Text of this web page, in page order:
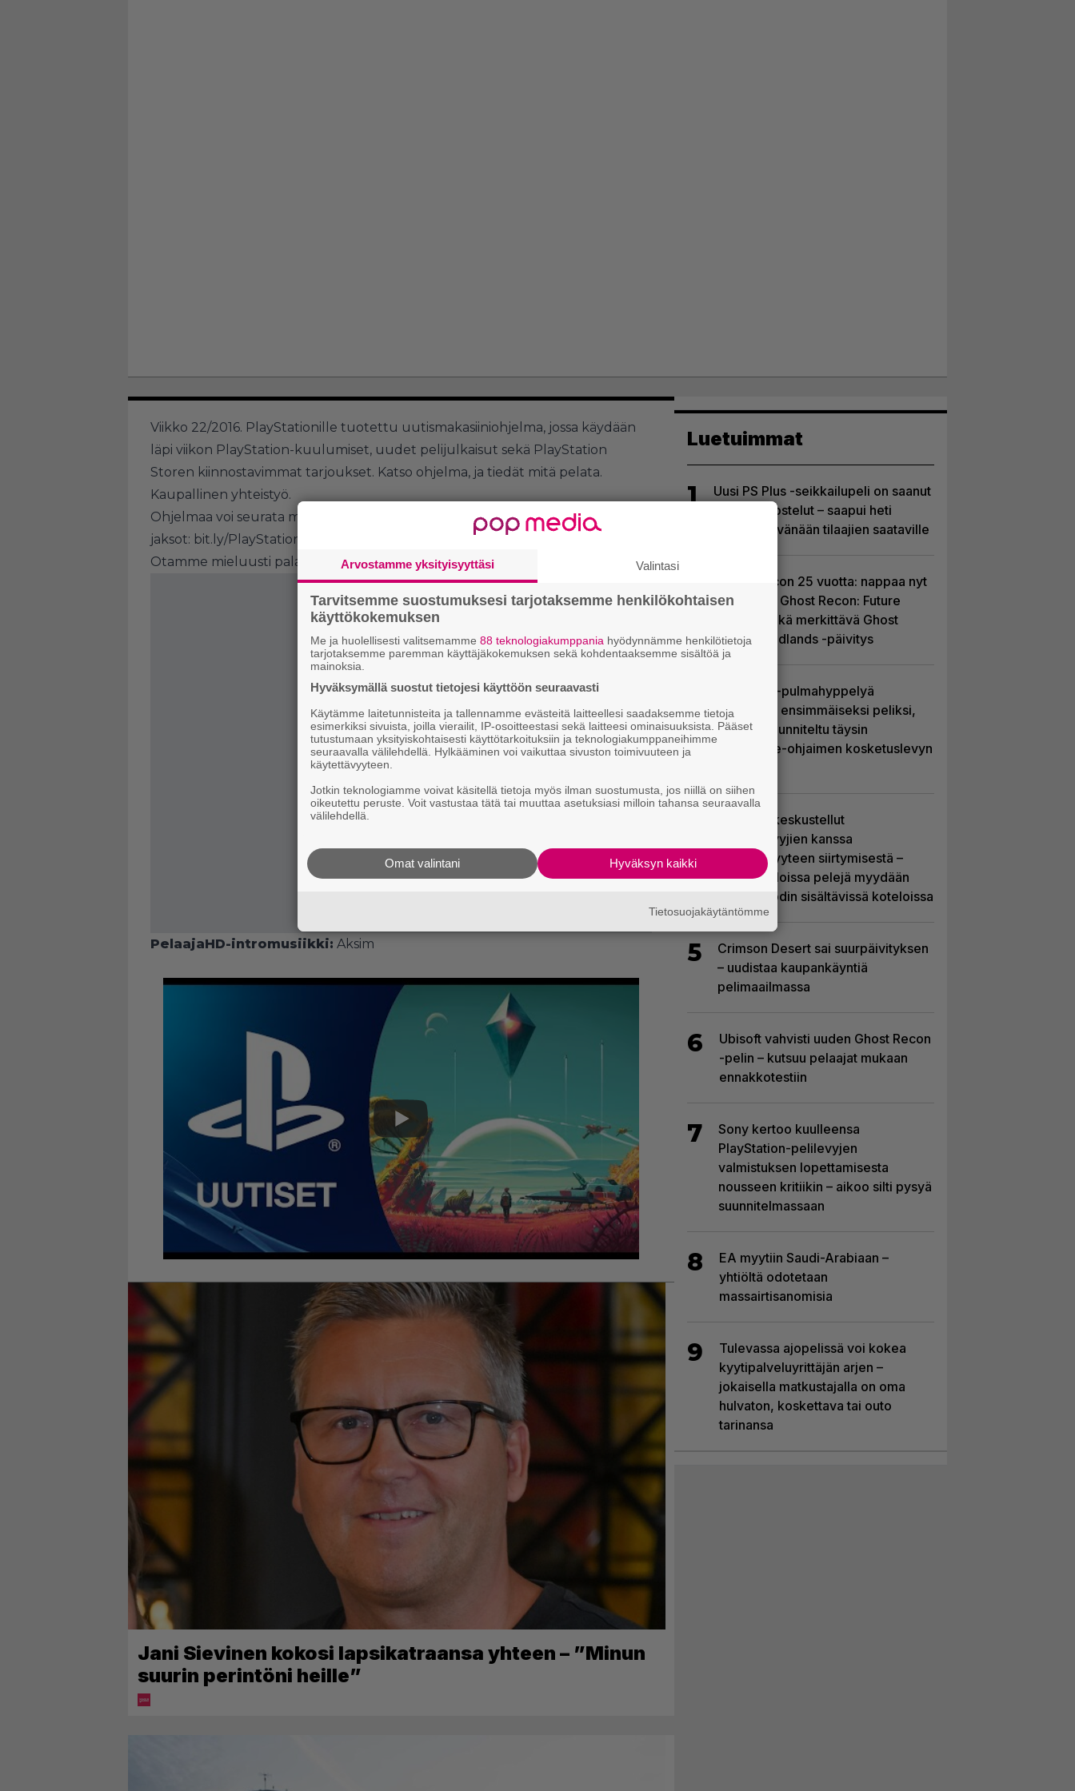
Viikko 22/2016. PlayStationille tuotettu uutismakasiiniohjelma, jossa käydään
läpi viikon PlayStation-kuulumiset, uudet pelijulkaisut sekä PlayStation
Storen kiinnostavimmat tarjoukset. Katso ohjelma, ja tiedät mitä pelata.
Kaupallinen yhteistyö.
Ohjelmaa voi seurata myös YouTubesta, josta löydät myös vanhemmat
jaksot: bit.ly/PlayStationUutiset
Otamme mieluusti palautetta ohjelmasta. Antakaa äänenne kuuluviin!
PelaajaHD-intromusiikki: Aksim
Jani Sievinen kokosi lapsikatraansa yhteen – ”Minun
suurin perintöni heille”
Luetuimmat
1
Uusi PS Plus -seikkailupeli on saanut
huippuarvostelut – saapui heti
julkaisupäivänään tilaajien saataville
Ghost Recon 25 vuotta: nappaa nyt
ilmaiseksi Ghost Recon: Future
Soldier sekä merkittävä Ghost
Recon Wildlands -päivitys
Uutta PS5-pulmahyppelyä
kuvaillaan ensimmäiseksi peliksi,
joka on suunniteltu täysin
DualSense-ohjaimen kosketuslevyn
Sony on keskustellut
jälleenmyyjien kanssa
levyttömyyteen siirtymisestä –
Yhdysvalloissa pelejä myydään
latauskoodin sisältävissä koteloissa
5
Crimson Desert sai suurpäivityksen
– uudistaa kaupankäyntiä
pelimaailmassa
6
Ubisoft vahvisti uuden Ghost Recon
-pelin – kutsuu pelaajat mukaan
ennakkotestiin
7
Sony kertoo kuulleensa
PlayStation-pelilevyjen
valmistuksen lopettamisesta
nousseen kritiikin – aikoo silti pysyä
suunnitelmassaan
8
EA myytiin Saudi-Arabiaan –
yhtiöltä odotetaan
massairtisanomisia
9
Tulevassa ajopelissä voi kokea
kyytipalveluyrittäjän arjen –
jokaisella matkustajalla on oma
hulvaton, koskettava tai outo
tarinansa
Arvostamme yksityisyyttäsi Valintasi
Tarvitsemme suostumuksesi tarjotaksemme henkilökohtaisen
käyttökokemuksen
Me ja huolellisesti valitsemamme 88 teknologiakumppania hyödynnämme henkilötietoja
tarjotaksemme paremman käyttäjäkokemuksen sekä kohdentaaksemme sisältöä ja
mainoksia.
Hyväksymällä suostut tietojesi käyttöön seuraavasti
Käytämme laitetunnisteita ja tallennamme evästeitä laitteellesi saadaksemme tietoja
esimerkiksi sivuista, joilla vierailit, IP-osoitteestasi sekä laitteesi ominaisuuksista. Pääset
tutustumaan yksityiskohtaisesti käyttötarkoituksiin ja teknologiakumppaneihimme
seuraavalla välilehdellä. Hylkääminen voi vaikuttaa sivuston toimivuuteen ja
käytettävyyteen.
Jotkin teknologiamme voivat käsitellä tietoja myös ilman suostumusta, jos niillä on siihen
oikeutettu peruste. Voit vastustaa tätä tai muuttaa asetuksiasi milloin tahansa seuraavalla
välilehdellä.
Hyväksyn kaikki
Omat valintani
Tietosuojakäytäntömme